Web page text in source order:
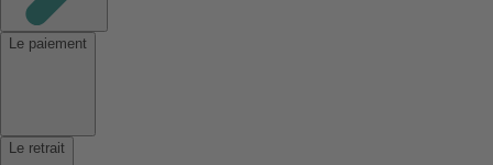
Le paiement
Le retrait